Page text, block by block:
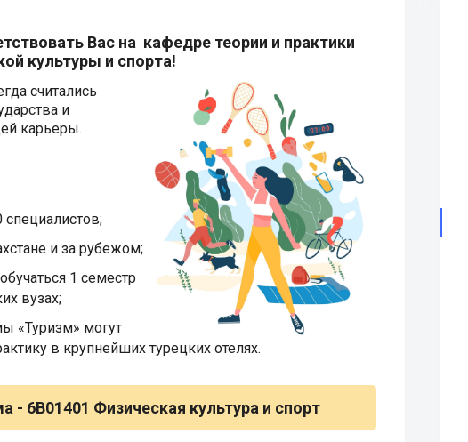
Вас на кафедре теории и практики
культуры и спорта!
считались
и
карьеры.
специалистов;
и за рубежом;
1 семестр
вузах;
«Туризм» могут
в крупнейших турецких отелях.
- 6B01401 Физическая культура и спорт